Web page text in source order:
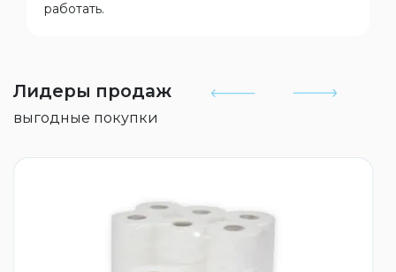
работать.
Лидеры продаж
выгодные покупки